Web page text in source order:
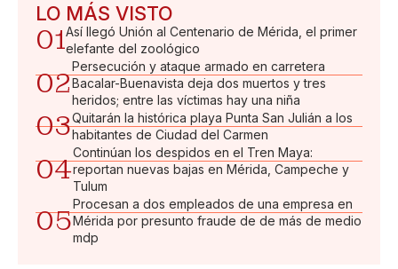
LO MÁS VISTO
01Así llegó Unión al Centenario de Mérida, el primer
elefante del zoológico
02
Persecución y ataque armado en carretera
Bacalar-Buenavista deja dos muertos y tres
heridos; entre las víctimas hay una niña
03Quitarán la histórica playa Punta San Julián a los
habitantes de Ciudad del Carmen
04
Continúan los despidos en el Tren Maya:
reportan nuevas bajas en Mérida, Campeche y
Tulum
05
Procesan a dos empleados de una empresa en
Mérida por presunto fraude de de más de medio
mdp